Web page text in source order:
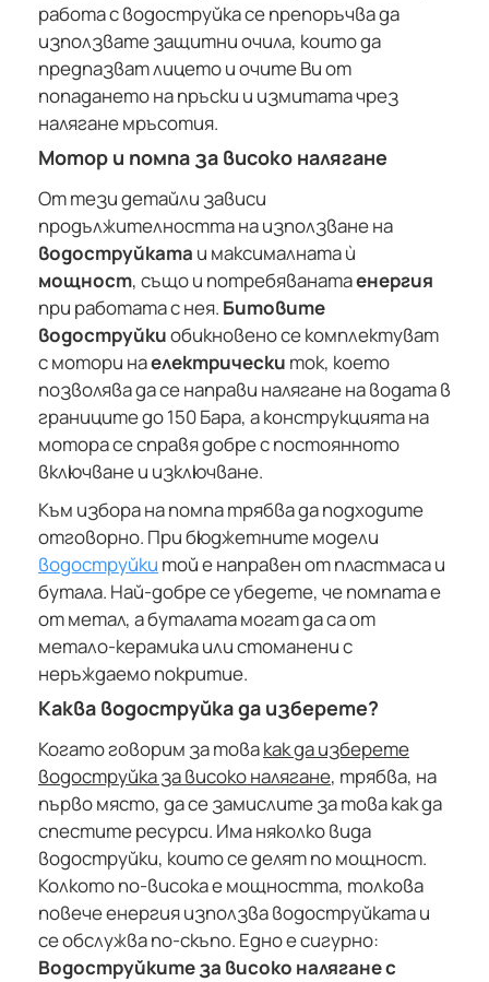
работа с водоструйка се препоръчва да
използвате защитни очила, които да
предпазват лицето и очите Ви от
попадането на пръски и измитата чрез
налягане мръсотия.
Мотор и помпа за високо налягане
От тези детайли зависи
продължителността на използване на
водоструйката и максималната ѝ
мощност, също и потребяванатаенергия
при работата с нея. Битовите
водоструйкиобикновено се комплектуват
с мотори наелектрически ток, което
позволява да се направи налягане на водата в
границите до 150 Бара, а конструкцията на
мотора се справя добре с постоянното
включване и изключване.
Към избора на помпа трябва да подходите
отговорно. При бюджетните модели
водоструйки той е направен от пластмаса и
бутала. Най-добре се убедете, че помпата е
от метал, а буталата могат да са от
метало-керамика или стоманени с
неръждаемо покритие.
Каква водоструйка да изберете?
Когато говорим за товакак да изберете
водоструйка за високо налягане, трябва, на
първо място, да се замислите за това как да
спестите ресурси. Има няколко вида
водоструйки, които се делят по мощност.
Колкото по-висока е мощността, толкова
повече енергия използва водоструйката и
се обслужва по-скъпо. Едно е сигурно:
Водоструйките за високо налягане с